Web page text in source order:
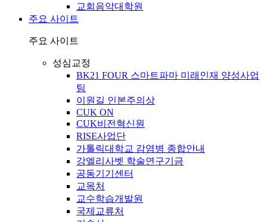
교회음악대학원
주요 사이트
주요 사이트
성심교정
BK21 FOUR 스마트파마 미래인재 양성사업
팀
이원길 인본주의상
CUK ON
CUK비전혁신원
RISE사업단
가톨릭대학교 감염병 종합안내
강엘리사벳 학술연구기금
공동기기센터
교목처
교수학습개발원
국제교류처